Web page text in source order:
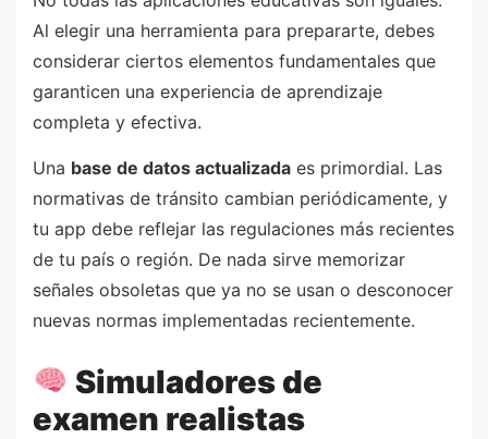
Al elegir una herramienta para prepararte, debes
considerar ciertos elementos fundamentales que
garanticen una experiencia de aprendizaje
completa y efectiva.
Una base de datos actualizada es primordial. Las
normativas de tránsito cambian periódicamente, y
tu app debe reflejar las regulaciones más recientes
de tu país o región. De nada sirve memorizar
señales obsoletas que ya no se usan o desconocer
nuevas normas implementadas recientemente.
Simuladores de
examen realistas